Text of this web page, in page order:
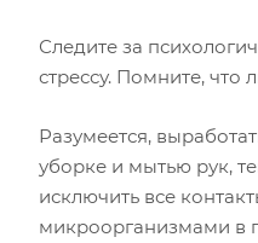
Следите за
стрессу. Помните, что
Разумеется,
уборке и мытью рук,
исключить все
микроорганизмами в